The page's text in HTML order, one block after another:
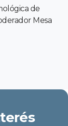
de
Mesa